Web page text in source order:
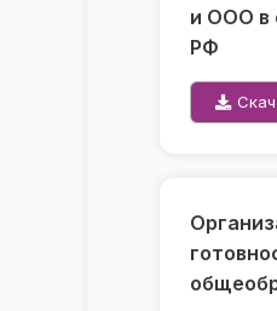
и ООО в
РФ